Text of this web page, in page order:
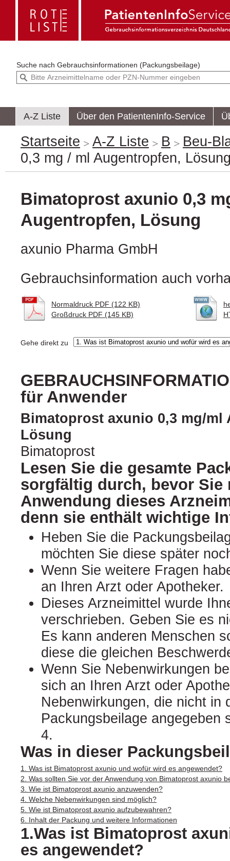
Suche nach Gebrauchsinformationen (Packungsbeilage)
A-Z Liste Über den PatientenInfo-Service
Startseite A-Z Liste B
Beu-
0,3 mg / ml Augentropfen,
Bimatoprost axunio 0,3
Augentropfen, Lösung
axunio Pharma GmbH
Gebrauchsinformation auch
Normaldruck PDF (122 KB)
Großdruck PDF (145 KB)
Gehe direkt zu
für Anwender
Bimatoprost axunio 0,3 mg/ml
Lösung
Bimatoprost
Lesen Sie die gesamte
sorgfältig durch, bevor Sie
Anwendung dieses
denn sie enthält wichtige
Heben Sie die
möchten Sie diese später
Wenn Sie weitere Fragen
an Ihren Arzt oder Apotheker.
Dieses Arzneimittel wurde
verschrieben. Geben Sie es
Es kann anderen Menschen
diese die gleichen
Wenn Sie Nebenwirkungen
sich an Ihren Arzt oder
Nebenwirkungen, die nicht in
Packungsbeilage angegeben
4.
Was in dieser
1. Was ist Bimatoprost axunio und wofür wird es angewendet?
2. Was sollten Sie vor der Anwendung von Bimatoprost axunio
3. Wie ist Bimatoprost axunio anzuwenden?
4. Welche Nebenwirkungen sind möglich?
5. Wie ist Bimatoprost axunio aufzubewahren?
6. Inhalt der Packung und weitere Informationen
1.Was ist Bimatoprost
es angewendet?